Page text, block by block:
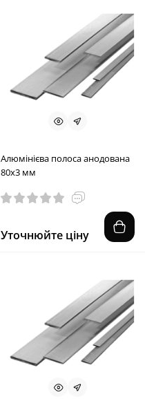
Алюмінієва полоса анодована
80х3 мм
Уточнюйте ціну